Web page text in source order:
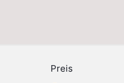
Preis